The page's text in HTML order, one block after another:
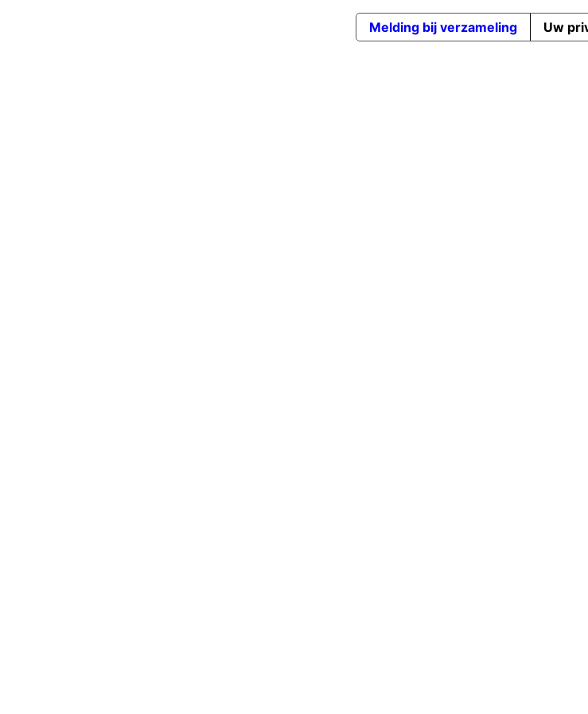
Melding bij verzameling Uw